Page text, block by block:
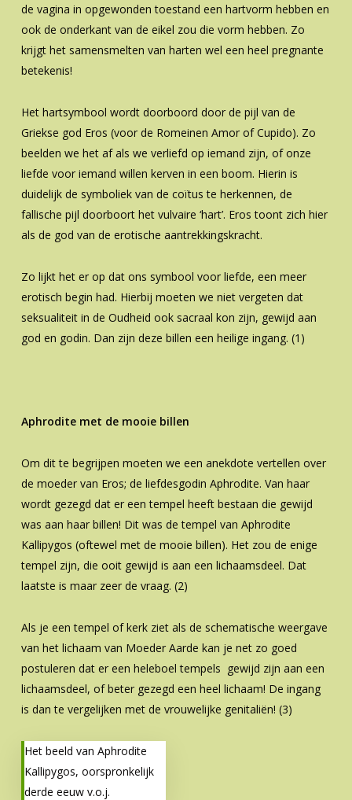
de vagina in opgewonden toestand een hartvorm hebben en
ook de onderkant van de eikel zou die vorm hebben. Zo
krijgt het samensmelten van harten wel een heel pregnante
betekenis!
Het hartsymbool wordt doorboord door de pijl van de
Griekse god Eros (voor de Romeinen Amor of Cupido). Zo
beelden we het af als we verliefd op iemand zijn, of onze
liefde voor iemand willen kerven in een boom. Hierin is
duidelijk de symboliek van de coïtus te herkennen, de
fallische pijl doorboort het vulvaire ‘hart’. Eros toont zich hier
als de god van de erotische aantrekkingskracht.
Zo lijkt het er op dat ons symbool voor liefde, een meer
erotisch begin had. Hierbij moeten we niet vergeten dat
seksualiteit in de Oudheid ook sacraal kon zijn, gewijd aan
god en godin. Dan zijn deze billen een heilige ingang. (1)
Aphrodite met de mooie billen
Om dit te begrijpen moeten we een anekdote vertellen over
de moeder van Eros; de liefdesgodin Aphrodite. Van haar
wordt gezegd dat er een tempel heeft bestaan die gewijd
was aan haar billen! Dit was de tempel van Aphrodite
Kallipygos (oftewel met de mooie billen). Het zou de enige
tempel zijn, die ooit gewijd is aan een lichaamsdeel. Dat
laatste is maar zeer de vraag. (2)
Als je een tempel of kerk ziet als de schematische weergave
van het lichaam van Moeder Aarde kan je net zo goed
postuleren dat er een heleboel tempels gewijd zijn aan een
lichaamsdeel, of beter gezegd een heel lichaam! De ingang
is dan te vergelijken met de vrouwelijke genitaliën! (3)
Het beeld van Aphrodite
Kallipygos, oorspronkelijk
derde eeuw v.o.j.